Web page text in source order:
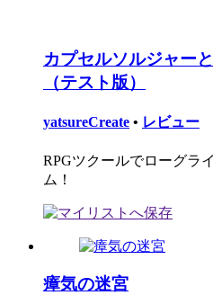
カプセルソルジャー
（テスト版）
yatsureCreate • レビュー
RPGツクールでローグラ
ム！
瘴気の迷宮